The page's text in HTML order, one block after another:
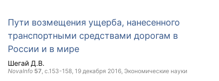
Пути возмещения ущерба, нанесенного
транспортными средствами дорогам в
России и в мире
Шегай Д.В.
NovaInfo 57, с.153-158, 19 декабря 2016, Экономические науки